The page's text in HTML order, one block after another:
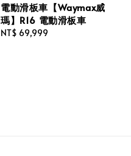
電動滑板車【Waymax威
瑪】R16 電動滑板車
Regular
NT$ 69,999